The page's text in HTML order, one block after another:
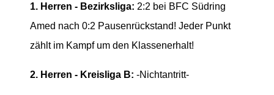
1. Herren - Bezirksliga: 2:2 bei BFC Südring
Amed nach 0:2 Pausenrückstand! Jeder Punkt
zählt im Kampf um den Klassenerhalt!
2. Herren - Kreisliga B: -Nichtantritt-